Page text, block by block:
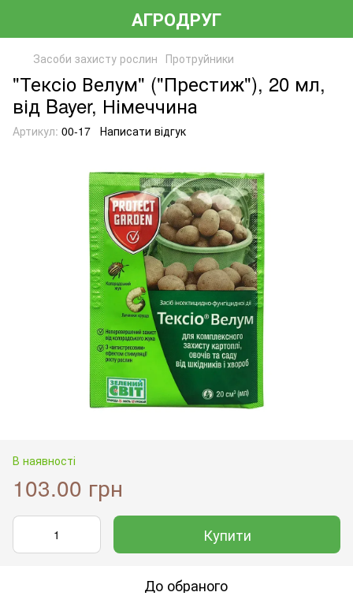
АГРОДРУГ
Засоби захисту рослин Протруйники
"Тексіо Велум" ("Престиж"), 20 мл,
від Bayer, Німеччина
Артикул: 00-17 Написати відгук
В наявності
103.00 грн
Купити
До обраного